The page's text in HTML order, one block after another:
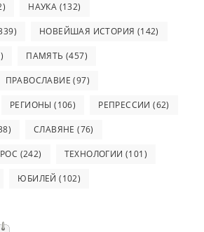
НАУКА (132)
НОВЕЙШАЯ ИСТОРИЯ (142)
ПАМЯТЬ (457)
ПРАВОСЛАВИЕ (97)
РЕГИОНЫ (106) РЕПРЕССИИ (62)
СЛАВЯНЕ (76)
(242) ТЕХНОЛОГИИ (101)
ЮБИЛЕЙ (102)